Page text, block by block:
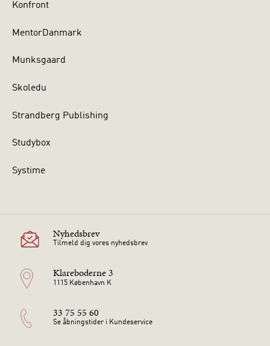
Konfront
MentorDanmark
Munksgaard
Skoledu
Strandberg Publishing
Studybox
Systime
Nyhedsbrev
Tilmeld dig vores nyhedsbrev
Klareboderne 3
1115 København K
33 75 55 60
Se åbningstider i Kundeservice